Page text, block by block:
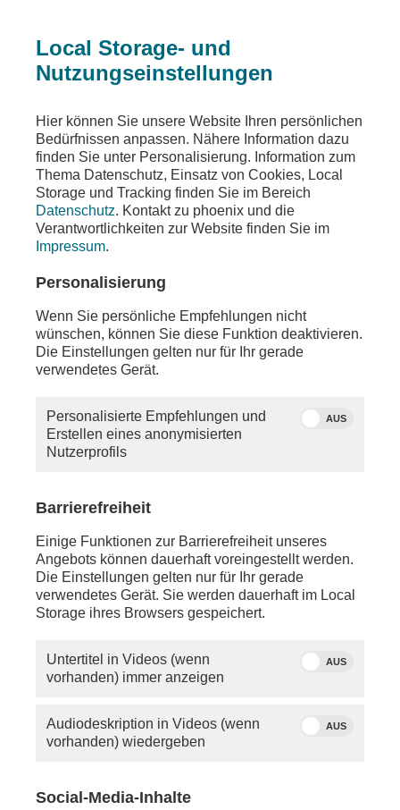
Local Storage- und
Nutzungseinstellungen
Hier können Sie unsere Website Ihren persönlichen
Bedürfnissen anpassen. Nähere Information dazu
finden Sie unter Personalisierung. Information zum
Thema Datenschutz, Einsatz von Cookies, Local
Storage und Tracking finden Sie im Bereich
Datenschutz. Kontakt zu phoenix und die
Verantwortlichkeiten zur Website finden Sie im
Impressum.
Personalisierung
Wenn Sie persönliche Empfehlungen nicht
wünschen, können Sie diese Funktion deaktivieren.
Die Einstellungen gelten nur für Ihr gerade
verwendetes Gerät.
Personalisierte Empfehlungen und
Erstellen eines anonymisierten
Nutzerprofils
AUS
Barrierefreiheit
Einige Funktionen zur Barrierefreiheit unseres
Angebots können dauerhaft voreingestellt werden.
Die Einstellungen gelten nur für Ihr gerade
verwendetes Gerät. Sie werden dauerhaft im Local
Storage ihres Browsers gespeichert.
Untertitel in Videos (wenn
vorhanden) immer anzeigen
AUS
Audiodeskription in Videos (wenn
vorhanden) wiedergeben
AUS
Social-Media-Inhalte